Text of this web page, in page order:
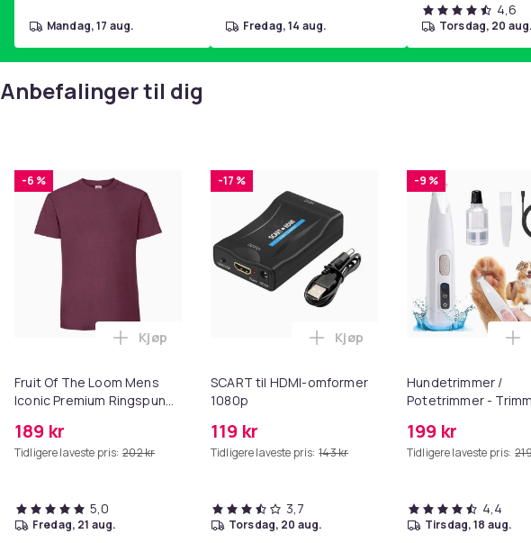
mandag, 17 aug. fredag, 14 aug.
4,6
torsdag, 20 aug.
Anbefalinger til dig
-6 %
Fruit Of The Loom Mens
Iconic Premium Ringspun
189 kr
Tidligere laveste pris: 202 kr
Legg Fruit Of The Loom Mens Iconic Premium Ringspun
Kjøp
5,0
fredag, 21 aug.
-17 %
SCART til HDMI-omformer
1080p
119 kr
Tidligere laveste pris: 143 kr
Legg SCART til HDMI-
Kjøp
3,7
torsdag, 20 aug.
-9 %
Hundetrimmer /
Potetrimmer -
199 kr
Tidligere laveste pris:
4,4
tirsdag, 18 aug.